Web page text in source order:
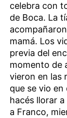
celebra con
de Boca. La
mamá. Los
previa del
momento de
vieron en las
que se vio en
hacés llorar
a Franco,